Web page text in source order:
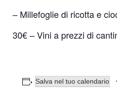
– Millefoglie di ricotta e
30€ – Vini a prezzi di
Salva nel tuo calendario